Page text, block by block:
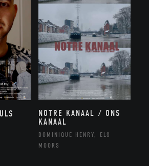
NOTRE KANAAL / ONS
KANAAL
DOMINIQUE HENRY, ELS
MOORS